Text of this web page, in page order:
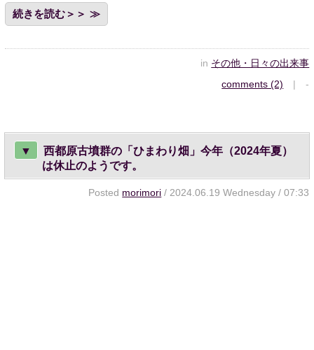
続きを読む＞＞
in その他・日々の出来事
comments (2) | -
▼
西都原古墳群の「ひまわり畑」今年（2024年夏）
は休止のようです。
Posted morimori / 2024.06.19 Wednesday / 07:33